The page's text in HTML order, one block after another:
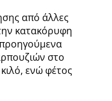
από άλλες
κατακόρυφη
στο
ενώ φέτος